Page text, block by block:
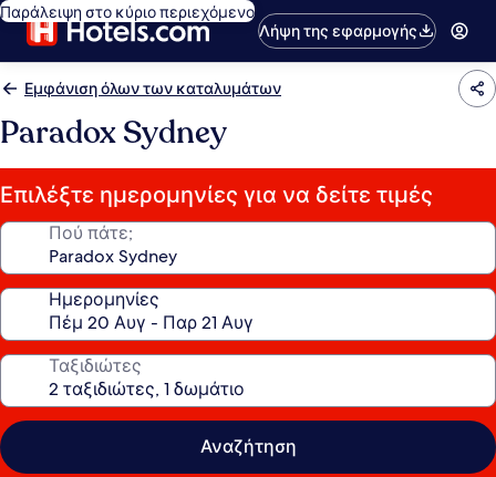
Παράλειψη στο κύριο περιεχόμενο
Λήψη της εφαρμογής
Εμφάνιση όλων των καταλυμάτων
Paradox Sydney
Επιλέξτε ημερομηνίες για να δείτε τιμές
Πού πάτε;
Ημερομηνίες
Ταξιδιώτες
Αναζήτηση